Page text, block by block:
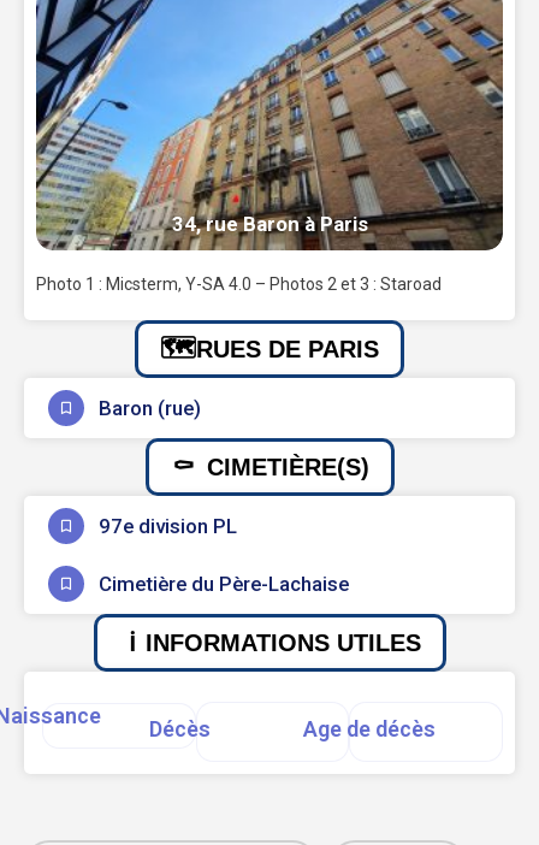
34, rue Baron à Paris
Photo 1 : Micsterm, Y-SA 4.0 – Photos 2 et 3 : Staroad
RUES DE PARIS
Baron (rue)
CIMETIÈRE(S)
97e division PL
Cimetière du Père-Lachaise
INFORMATIONS UTILES
Décès Age de décès